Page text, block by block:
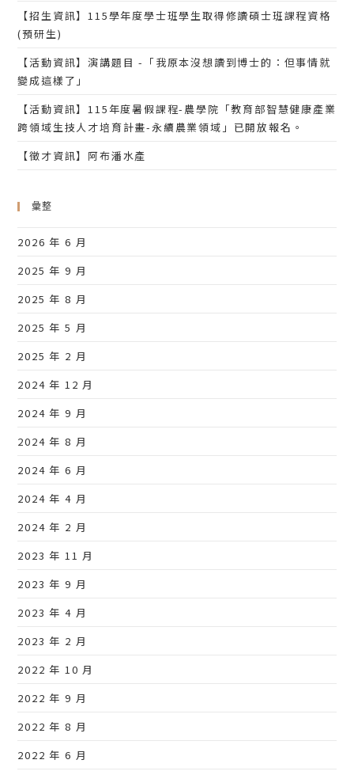
【招生資訊】115學年度學士班學生取得修讀碩士班課程資格
(預研生)
【活動資訊】演講題目 -「我原本沒想讀到博士的：但事情就
變成這樣了」
【活動資訊】115年度暑假課程-農學院「教育部智慧健康產業
跨領域生技人才培育計畫-永續農業領域」已開放報名。
【徵才資訊】阿布潘水產
彙整
2026 年 6 月
2025 年 9 月
2025 年 8 月
2025 年 5 月
2025 年 2 月
2024 年 12 月
2024 年 9 月
2024 年 8 月
2024 年 6 月
2024 年 4 月
2024 年 2 月
2023 年 11 月
2023 年 9 月
2023 年 4 月
2023 年 2 月
2022 年 10 月
2022 年 9 月
2022 年 8 月
2022 年 6 月